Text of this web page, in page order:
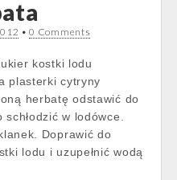
•0 Comments
kostki lodu
plasterki cytryny
herbatę odstawić do
w lodówce.
Doprawić do
lodu i uzupełnić wodą